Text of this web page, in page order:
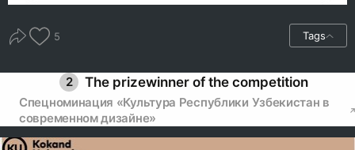
5 Tags
2 The prizewinner of the competition
Спецноминация «Культура Республики Узбекистан в
современном дизайне»